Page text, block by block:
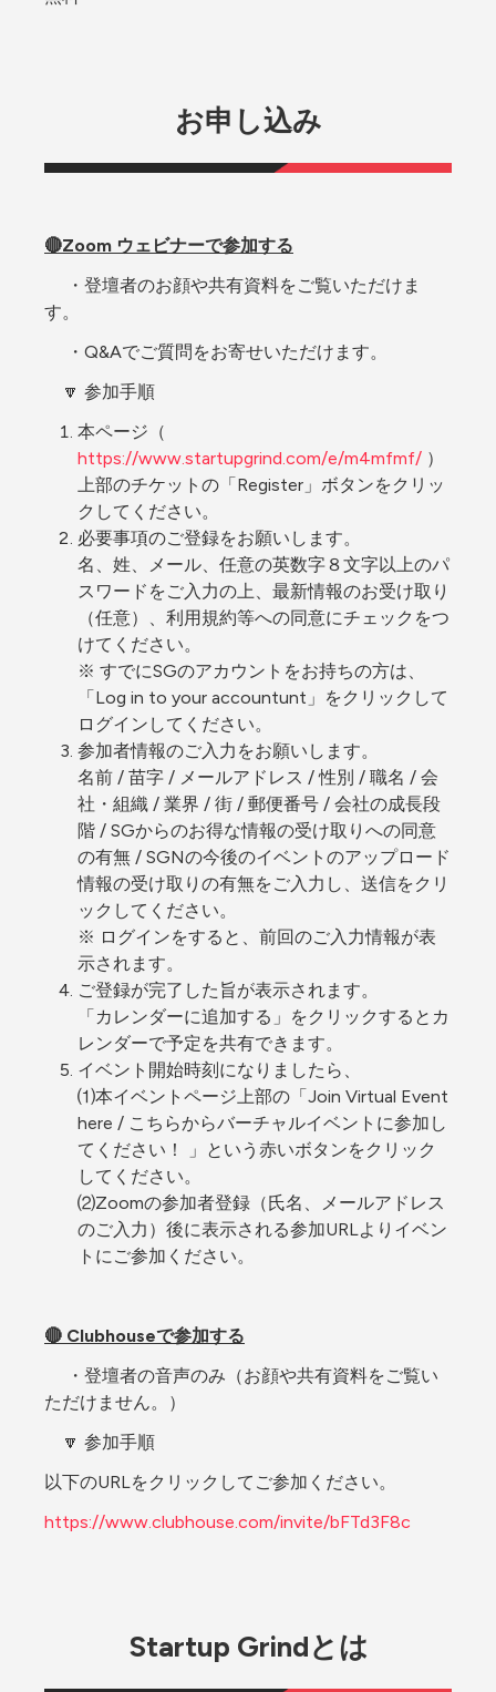
お申し込み
🔴Zoom ウェビナーで参加する
・登壇者のお顔や共有資料をご覧いただけま
す。
・Q&Aでご質問をお寄せいただけます。
🔽 参加手順
https://www.startupgrind.com/e/m4mfmf/ ）
上部のチケットの「Register」ボタンをクリッ
クしてください。
必要事項のご登録をお願いします。
名、姓、メール、任意の英数字８文字以上のパ
スワードをご入力の上、最新情報のお受け取り
（任意）、利用規約等への同意にチェックをつ
けてください。
※ すでにSGのアカウントをお持ちの方は、
「Log in to your accountunt」をクリックして
ログインしてください。
参加者情報のご入力をお願いします。
名前 / 苗字 / メールアドレス / 性別 / 職名 / 会
社・組織 / 業界 / 街 / 郵便番号 / 会社の成長段
階 / SGからのお得な情報の受け取りへの同意
の有無 / SGNの今後のイベントのアップロード
情報の受け取りの有無をご入力し、送信をクリ
ックしてください。
※ ログインをすると、前回のご入力情報が表
示されます。
ご登録が完了した旨が表示されます。
「カレンダーに追加する」をクリックするとカ
レンダーで予定を共有できます。
イベント開始時刻になりましたら、
⑴本イベントページ上部の「Join Virtual Event
here / こちらからバーチャルイベントに参加し
てください！ 」という赤いボタンをクリック
してください。
⑵Zoomの参加者登録（氏名、メールアドレス
のご入力）後に表示される参加URLよりイベン
トにご参加ください。
🔴 Clubhouseで参加する
・登壇者の音声のみ（お顔や共有資料をご覧い
ただけません。）
🔽 参加手順
以下のURLをクリックしてご参加ください。
https://www.clubhouse.com/invite/bFTd3F8c
Startup Grindとは